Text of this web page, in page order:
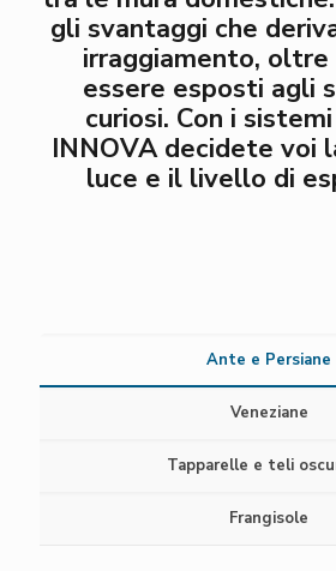
gli svantaggi che
irraggiamento, oltre
essere esposti agli
curiosi. Con i
INNOVA decidete voi
luce e il livello di
Ante e Persiane
Veneziane
Tapparelle e teli
Frangisole